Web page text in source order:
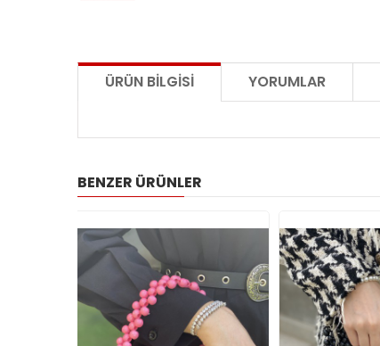
ÜRÜN BILGISI YORUMLAR
BENZER ÜRÜNLER